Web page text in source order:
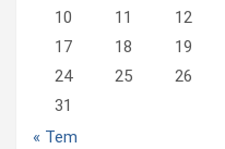
10
11 12
17
18 19
24
25 26
31
« Tem